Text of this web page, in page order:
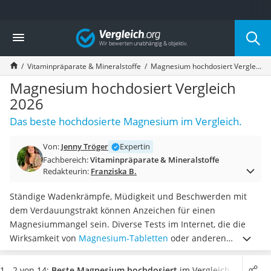
Die beliebtesten Vergleiche nach Kategorie
Drogerie
Inhalator
Haarschneider
Rollator
Braun Rasierer
Katzenklappe (Chip)
Rasierer
Massagepistole
Epilierer
Eiweißpulver
Magnesiumpräparat
Katzenklappe
Nackenmassagegerät
Zeckenschutz Katze
Vergleich
Vitaminpräparate & Mineralstoffe Magnesium hochdosiert Vergleich 2026
Magnesium hochdosiert Vergleich
2026
Das beste hochdosierte Magnesium im Vergleich.
Von: Jenny Tröger
Expertin
Fachbereich:Vitaminpräparate & Mineralstoffe
Redakteurin: Franziska B.
Ständige Wadenkrämpfe, Müdigkeit und Beschwerden mit
dem Verdauungstrakt können Anzeichen für einen
Magnesiummangel sein. Diverse Tests im Internet, die die
Wirksamkeit von Magnesium-Tabletten oder anderen
entsprechenden Präparaten thematisieren, bekräftigen: Als
Nahrungsergänzungsmittel können ebendiese für einen